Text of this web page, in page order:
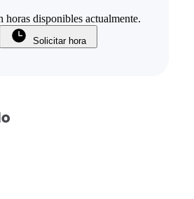
horas disponibles actualmente.
Solicitar hora